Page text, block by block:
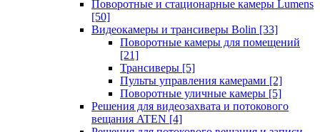
Поворотные и стационарные камеры Lumens
[50]
Видеокамеры и трансиверы Bolin [33]
Поворотные камеры для помещений
[21]
Трансиверы [5]
Пульты управления камерами [2]
Поворотные уличные камеры [5]
Решения для видеозахвата и потокового
вещания ATEN [4]